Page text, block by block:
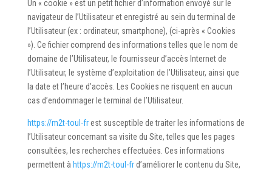
Un « cookie » est un petit fichier d’information envoyé sur le
navigateur de l’Utilisateur et enregistré au sein du terminal de
l’Utilisateur (ex : ordinateur, smartphone), (ci-après « Cookies
»). Ce fichier comprend des informations telles que le nom de
domaine de l’Utilisateur, le fournisseur d’accès Internet de
l’Utilisateur, le système d’exploitation de l’Utilisateur, ainsi que
la date et l’heure d’accès. Les Cookies ne risquent en aucun
cas d’endommager le terminal de l’Utilisateur.
https://m2t-toul-fr est susceptible de traiter les informations de
l’Utilisateur concernant sa visite du Site, telles que les pages
consultées, les recherches effectuées. Ces informations
permettent à https://m2t-toul-fr d’améliorer le contenu du Site,